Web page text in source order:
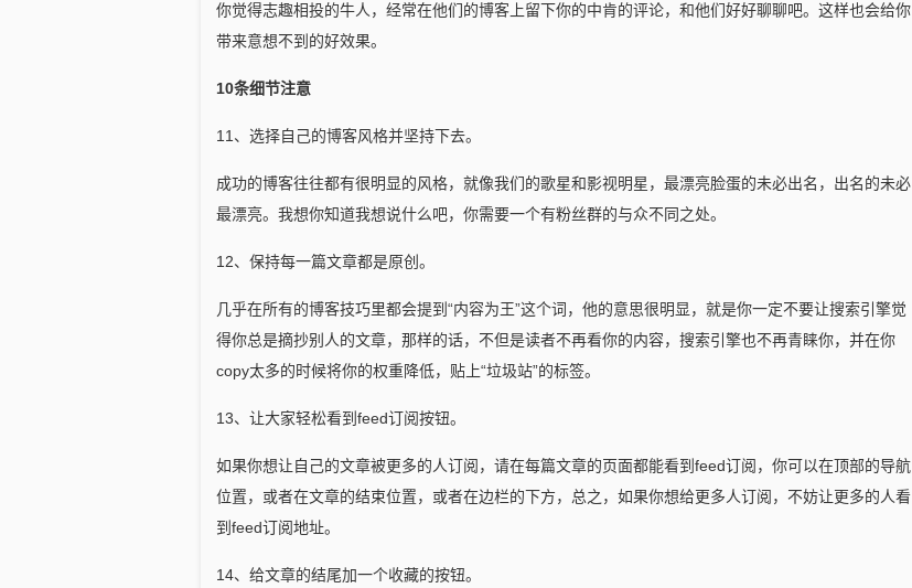
你觉得志趣相投的牛人，经常在他们的博客上留下你的中肯的评论，和他们好好聊聊吧。这样也会给你
带来意想不到的好效果。
10条细节注意
11、选择自己的博客风格并坚持下去。
成功的博客往往都有很明显的风格，就像我们的歌星和影视明星，最漂亮脸蛋的未必出名，出名的未必
最漂亮。我想你知道我想说什么吧，你需要一个有粉丝群的与众不同之处。
12、保持每一篇文章都是原创。
几乎在所有的博客技巧里都会提到“内容为王”这个词，他的意思很明显，就是你一定不要让搜索引擎觉
得你总是摘抄别人的文章，那样的话，不但是读者不再看你的内容，搜索引擎也不再青睐你，并在你
copy太多的时候将你的权重降低，贴上“垃圾站”的标签。
13、让大家轻松看到feed订阅按钮。
如果你想让自己的文章被更多的人订阅，请在每篇文章的页面都能看到feed订阅，你可以在顶部的导航
位置，或者在文章的结束位置，或者在边栏的下方，总之，如果你想给更多人订阅，不妨让更多的人看
到feed订阅地址。
14、给文章的结尾加一个收藏的按钮。